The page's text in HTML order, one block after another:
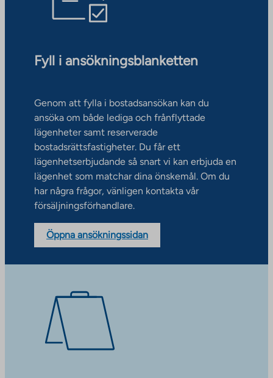
Fyll i ansökningsblanketten
Genom att fylla i bostadsansökan kan du
ansöka om både lediga och frånflyttade
lägenheter samt reserverade
bostadsrättsfastigheter. Du får ett
lägenhetserbjudande så snart vi kan erbjuda en
lägenhet som matchar dina önskemål. Om du
har några frågor, vänligen kontakta vår
försäljningsförhandlare.
Öppna ansökningssidan